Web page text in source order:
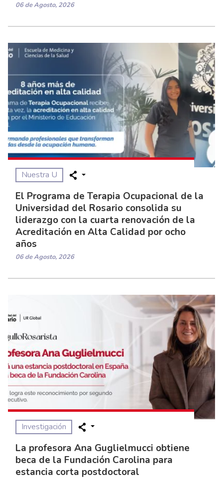
06 de Agosto, 2026
Nuestra U
El Programa de Terapia Ocupacional de la
Universidad del Rosario consolida su
liderazgo con la cuarta renovación de la
Acreditación en Alta Calidad por ocho
años
06 de Agosto, 2026
Investigación
La profesora Ana Guglielmucci obtiene
beca de la Fundación Carolina para
estancia corta postdoctoral